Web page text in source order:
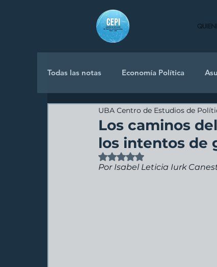
Todas las notas Economía Política
Política Internacional
Los caminos
los intentos de
UBA Centro de Estudios de
Obtuvo NaN de 5 estrellas.
Por Isabel Leticia Iurk